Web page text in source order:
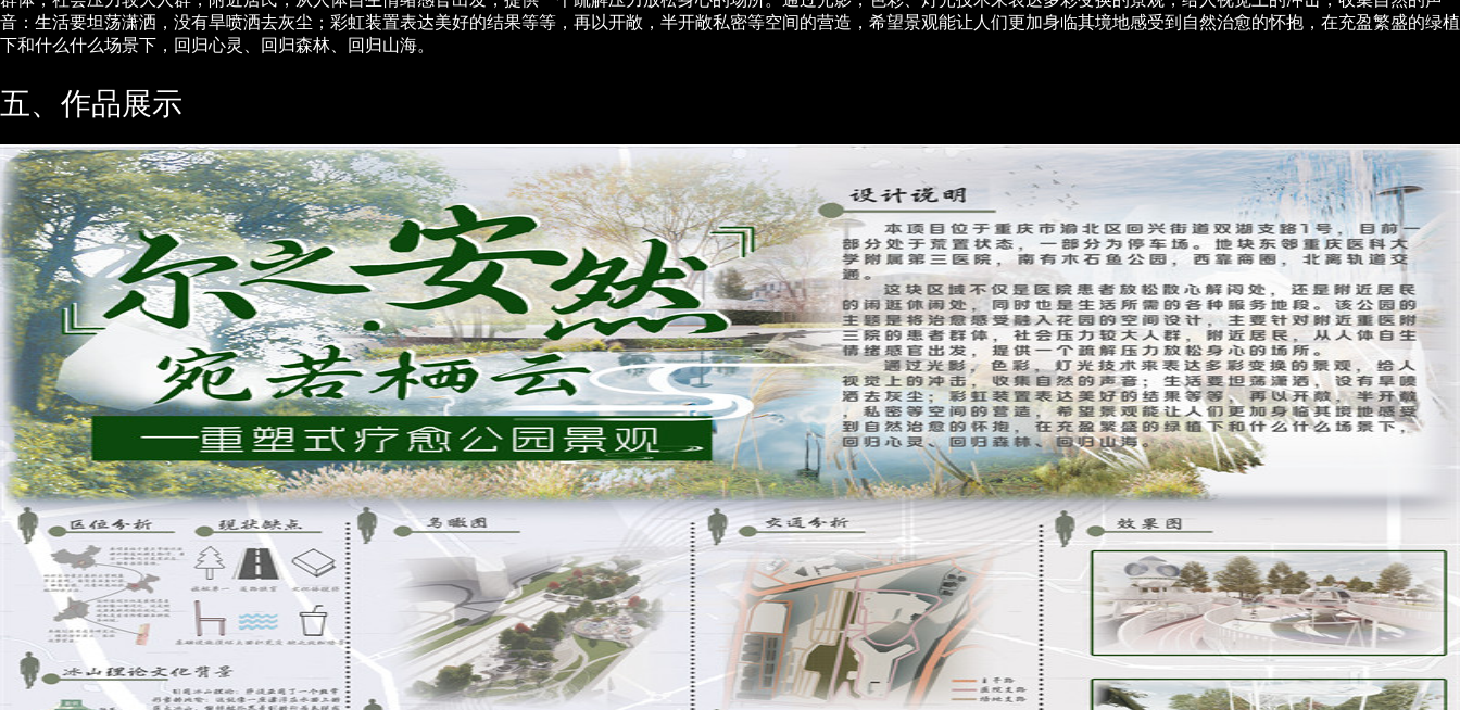
音：生活要坦荡潇洒，没有旱喷洒去灰尘；彩虹装置表达美好的结果等等，再以开敞，半开敞私密等空间的营造，希望景观能让人们更加身临其境地感受到自然治愈的怀抱，在充盈繁盛的绿植
下和什么什么场景下，回归心灵、回归森林、回归山海。
五、作品展示